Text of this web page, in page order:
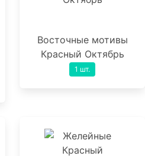
Восточные мотивы
Красный Октябрь
1 шт.